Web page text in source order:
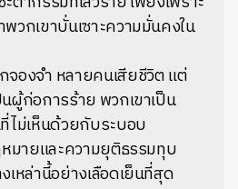
วกเขาบั่นเซาะความมั่นคงใน
องจำ หลายคนเสียชีวิต แต่
ผู้ก่อการร้าย พวกเขาเป็น
ไม่เห็นด้วยกับระบอบ
มายและความยุติธรรมทุบ
เหล่านี้อย่างเลือดเย็นที่สุด